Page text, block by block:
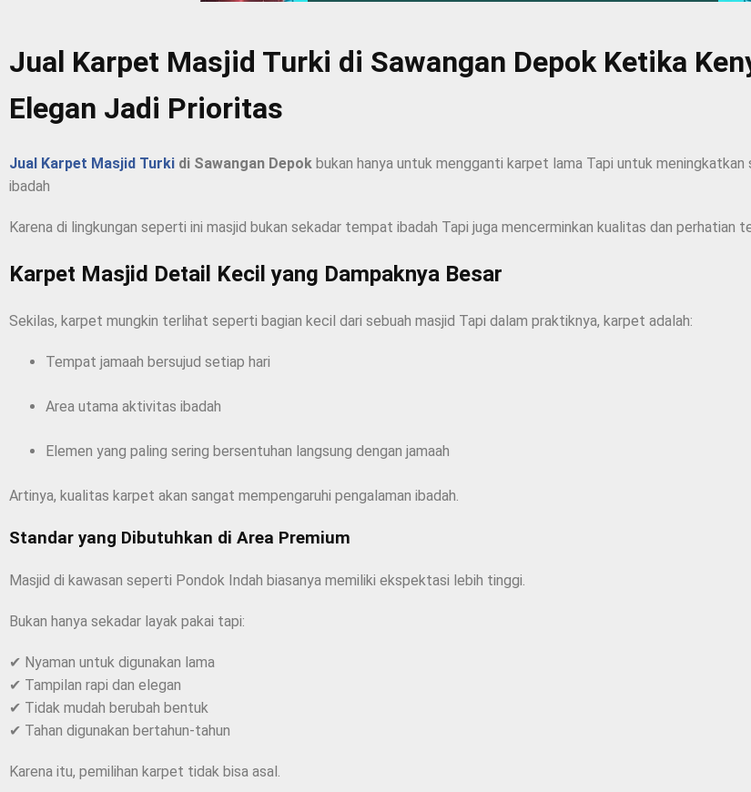
Jual Karpet Masjid Turki di Sawangan Depok Ketika
Elegan Jadi Prioritas
Jual Karpet Masjid Turki di Sawangan Depok bukan hanya untuk mengganti karpet lama Tapi untuk meningkatkan
ibadah
Karena di lingkungan seperti ini masjid bukan sekadar tempat ibadah Tapi juga mencerminkan kualitas dan perhatian
Karpet Masjid Detail Kecil yang Dampaknya Besar
Sekilas, karpet mungkin terlihat seperti bagian kecil dari sebuah masjid Tapi dalam praktiknya, karpet adalah:
Tempat jamaah bersujud setiap hari
Area utama aktivitas ibadah
Elemen yang paling sering bersentuhan langsung dengan jamaah
Artinya, kualitas karpet akan sangat mempengaruhi pengalaman ibadah.
Standar yang Dibutuhkan di Area Premium
Masjid di kawasan seperti Pondok Indah biasanya memiliki ekspektasi lebih tinggi.
Bukan hanya sekadar layak pakai tapi:
✔ Nyaman untuk digunakan lama
✔ Tampilan rapi dan elegan
✔ Tidak mudah berubah bentuk
✔ Tahan digunakan bertahun-tahun
Karena itu, pemilihan karpet tidak bisa asal.